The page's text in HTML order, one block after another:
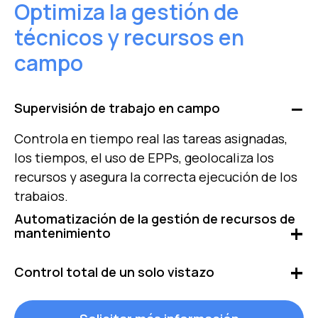
Optimiza la gestión de
técnicos y recursos en
campo
Supervisión de trabajo en campo
Controla en tiempo real las tareas asignadas,
los tiempos, el uso de EPPs, geolocaliza los
recursos y asegura la correcta ejecución de los
trabajos.
Automatización de la gestión de recursos de
mantenimiento
Optimiza la planificación gestionando de forma
integral recursos humanos, repuestos y tareas.
Automatiza la asignación y asegura una
Control total de un solo vistazo
Visualiza en tiempo real, de forma rápida y